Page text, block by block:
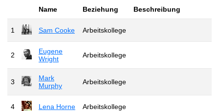
Name Beziehung Beschreibung
1 Sam Cooke Arbeitskollege
2
Eugene
Wright
Arbeitskollege
3
Mark
Murphy
Arbeitskollege
4 Lena Horne Arbeitskollege